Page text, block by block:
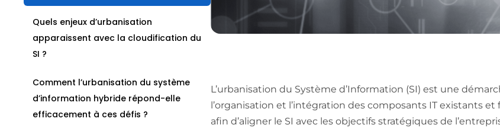
Quels enjeux d’urbanisation
apparaissent avec la cloudification du
SI ?
Comment l’urbanisation du système
d’information hybride répond-elle
efficacement à ces défis ?
L’urbanisation du Système d’Information (SI) est une
l’organisation et l’intégration des composants IT existants
afin d’aligner le SI avec les objectifs stratégiques de